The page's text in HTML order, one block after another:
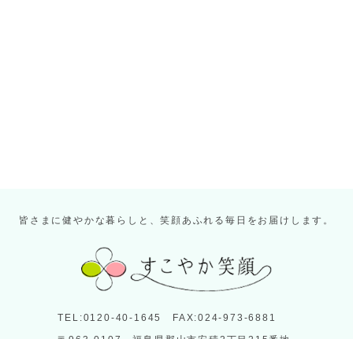
皆さまに健やかな暮らしと、笑顔あふれる毎日をお届けします。
TEL:0120-40-1645 FAX:024-973-6881